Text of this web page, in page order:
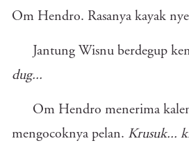
Om Hendro. Rasanya kayak
Jantung Wisnu berdegup
dug...
Om Hendro menerima
mengocoknya pelan. Krusuk...